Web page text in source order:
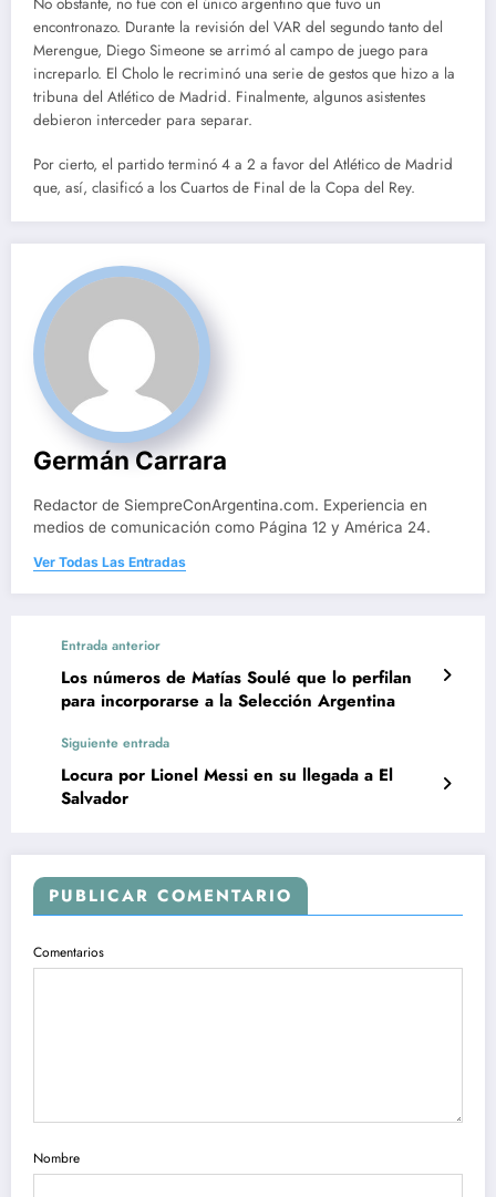
encontronazo. Durante la revisión del VAR del segundo tanto del
Merengue, Diego Simeone se arrimó al campo de juego para
increparlo. El Cholo le recriminó una serie de gestos que hizo a la
tribuna del Atlético de Madrid. Finalmente, algunos asistentes
debieron interceder para separar.
Por cierto, el partido terminó 4 a 2 a favor del Atlético de Madrid
que, así, clasificó a los Cuartos de Final de la Copa del Rey.
Germán Carrara
Redactor de SiempreConArgentina.com. Experiencia en
medios de comunicación como Página 12 y América 24.
Ver Todas Las Entradas
Entrada anterior
Los números de Matías Soulé que lo perfilan
para incorporarse a la Selección Argentina
Siguiente entrada
Locura por Lionel Messi en su llegada a El
Salvador
PUBLICAR COMENTARIO
Comentarios
Nombre